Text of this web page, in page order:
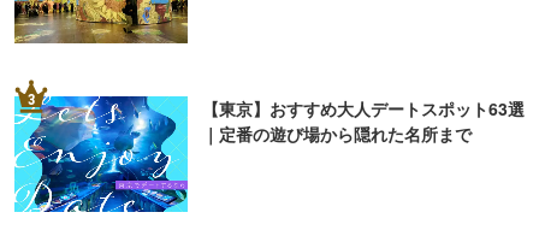
3
【東京】おすすめ大人デートスポット63選
｜定番の遊び場から隠れた名所まで